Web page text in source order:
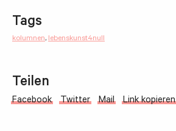
Tags
kolumnen, lebenskunst4null
Teilen
Facebook Twitter Mail Link kopieren